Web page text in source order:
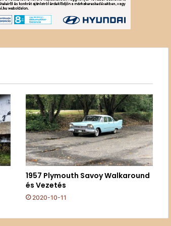
1957 Plymouth Savoy Walkaround
és Vezetés
2020-10-11